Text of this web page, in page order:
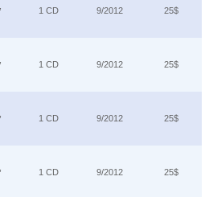
1 CD 9/2012 25$
1 CD 9/2012 25$
1 CD 9/2012 25$
1 CD 9/2012 25$